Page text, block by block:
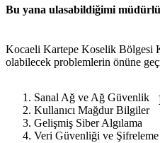
Bu yana ulasabildiğimi
Kocaeli Kartepe Koselik Bölgesi
olabilecek problemlerin önüne
Sanal Ağ ve Ağ Güvenlik
Kullanıcı Mağdur Bilgiler
Gelişmiş Siber Algılama
Veri Güvenliği ve Şifreleme